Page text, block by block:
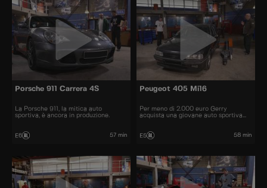
Porsche 911 Carrera 4S
La Porsche 911, la mitica auto
sportiva, è ancora in produzione.
E6 57 min
Peugeot 405 Mi16
Per meno di 2.000 euro Gerry
acquista una giovane auto sportiva
E5 58 min